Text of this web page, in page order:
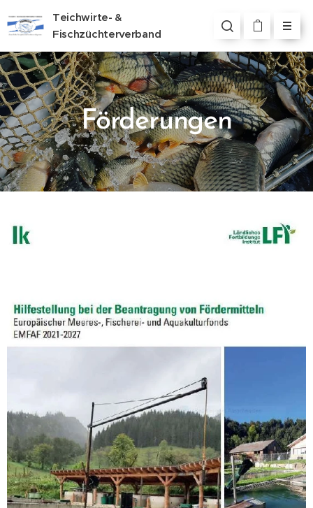
Teichwirte- &
Fischzüchterverband
Steiermark
Förderungen